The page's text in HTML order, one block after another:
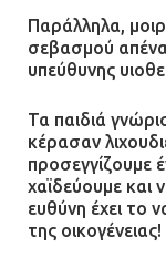
Παράλληλα,
σεβασμού
υπεύθυνης
Τα παιδιά
κέρασαν
προσεγγίζουμε
χαϊδεύουμε και
ευθύνη έχει το
της οικογένειας!